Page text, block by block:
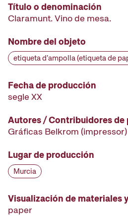
Título o denominación
Claramunt. Vino de mesa.
Nombre del objeto
etiqueta d'ampolla (etiqueta de
Fecha de producción
segle XX
Autores / Contribuidores de
Gráficas Belkrom (impressor)
Lugar de producción
Murcia
Visualización de materiales
paper